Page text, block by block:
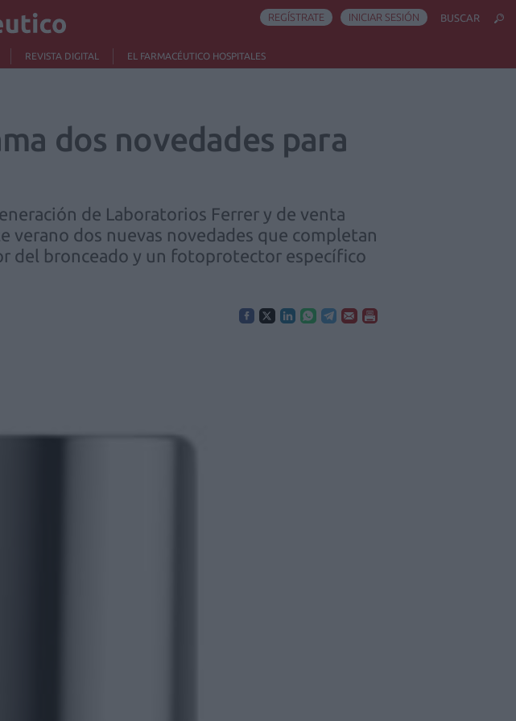
REVISTA DIGITAL EL FARMACÉUTICO HOSPITALES
REGÍSTRATE INICIAR SESIÓN BUSCAR
dos novedades para
de Laboratorios Ferrer y de venta
verano dos nuevas novedades que completan
del bronceado y un fotoprotector específico